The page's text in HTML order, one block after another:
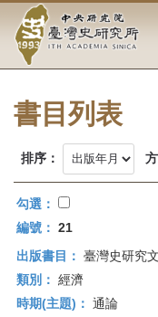
要
中
央
研
究
院-
臺
灣
史
研
書目列表
排序：
勾選：
編號： 21
出版書目： 臺灣史研究
類別： 經濟
時期(主題)： 通論